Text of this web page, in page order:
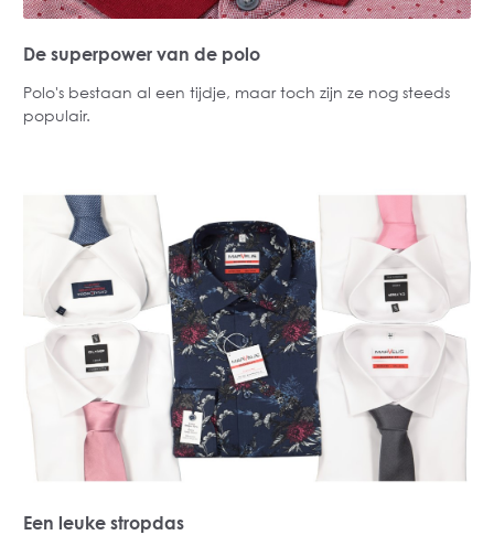
De superpower van de polo
Polo's bestaan al een tijdje, maar toch zijn ze nog steeds
populair.
Een leuke stropdas